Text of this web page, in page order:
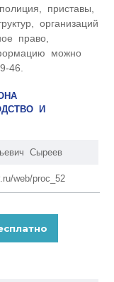
приставы,
организаций
право,
можно
46.
И
Сыреев
web/proc_52